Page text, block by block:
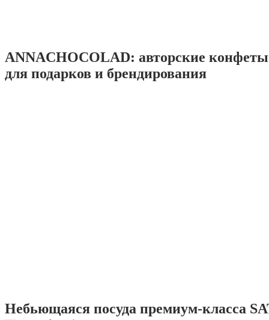
ANNACHOCOLAD: авторские
для подарков и брендирования
Небьющаяся посуда премиум-класса